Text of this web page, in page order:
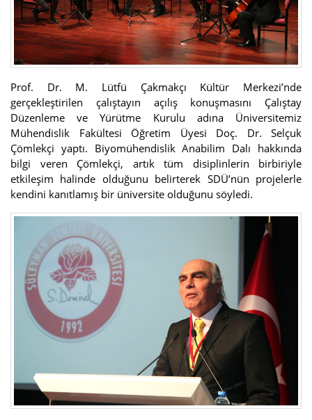
Prof. Dr. M. Lütfü Çakmakçı Kültür Merkezi’nde
gerçekleştirilen çalıştayın açılış konuşmasını Çalıştay
Düzenleme ve Yürütme Kurulu adına Üniversitemiz
Mühendislik Fakültesi Öğretim Üyesi Doç. Dr. Selçuk
Çömlekçi yaptı. Biyomühendislik Anabilim Dalı hakkında
bilgi veren Çömlekçi, artık tüm disiplinlerin birbiriyle
etkileşim halinde olduğunu belirterek SDÜ’nün projelerle
kendini kanıtlamış bir üniversite olduğunu söyledi.